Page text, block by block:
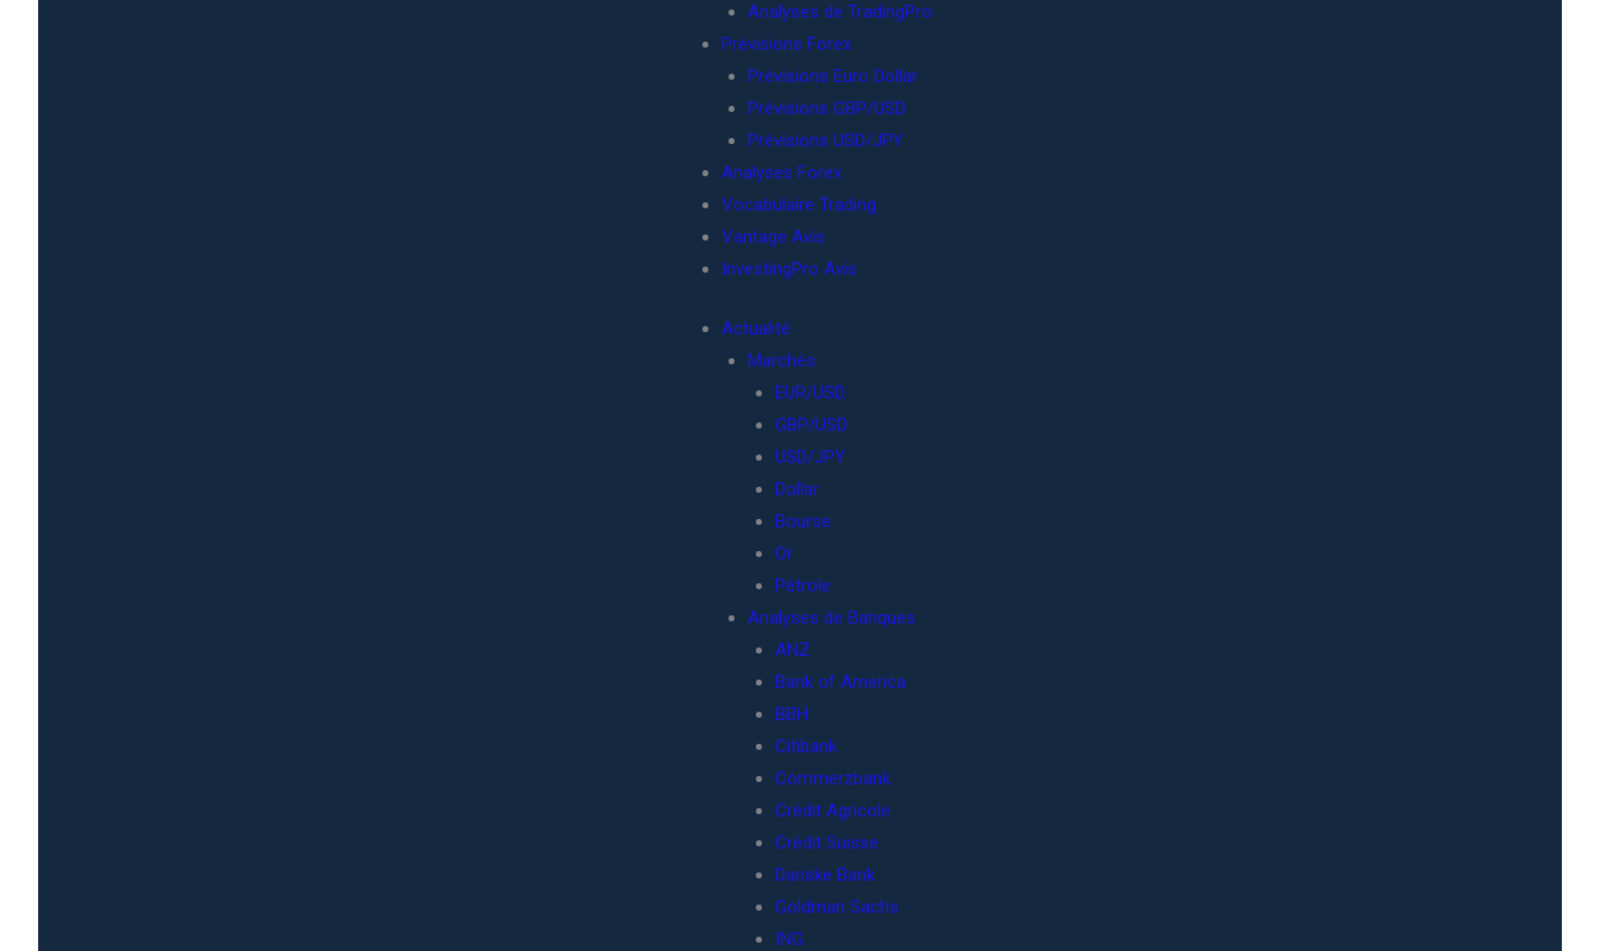
Analyses de TradingPro
Prévisions Forex
Prévisions Euro Dollar
Prévisions GBP/USD
Prévisions USD/JPY
Analyses Forex
Vocabulaire Trading
Vantage Avis
InvestingPro Avis
Actualité
Marchés
EUR/USD
GBP/USD
USD/JPY
Dollar
Bourse
Or
Pétrole
Analyses de Banques
ANZ
Bank of America
BBH
Citibank
Commerzbank
Crédit Agricole
Crédit Suisse
Danske Bank
Goldman Sachs
ING